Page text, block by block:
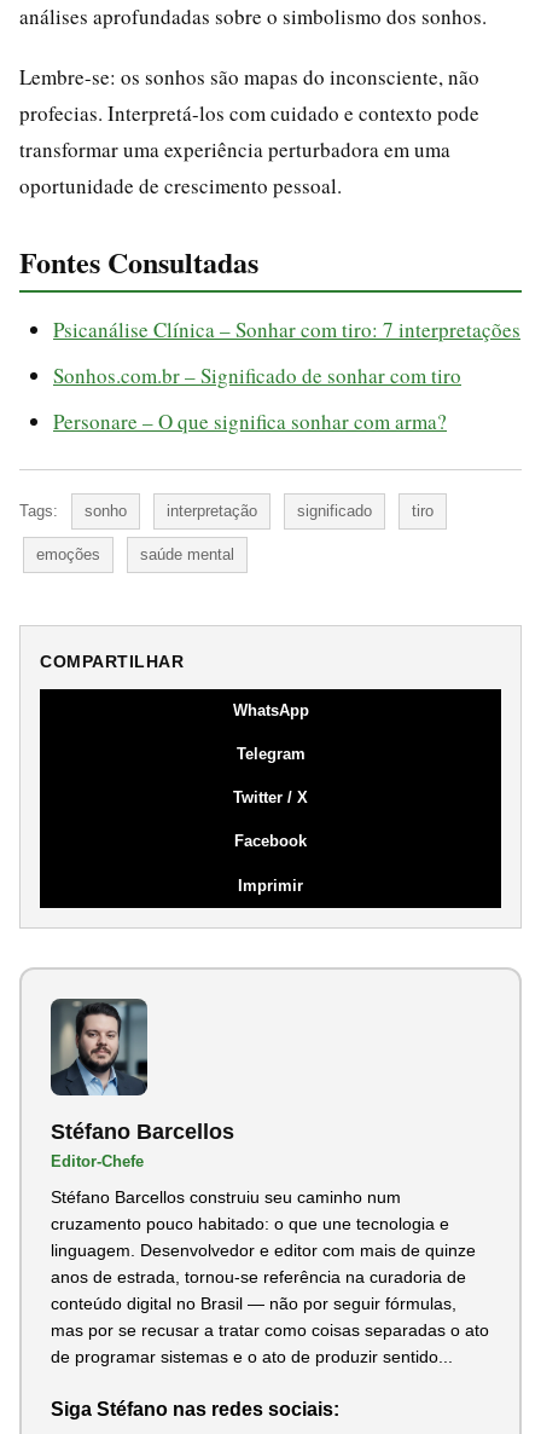
análises aprofundadas sobre o simbolismo dos sonhos.
Lembre-se: os sonhos são mapas do inconsciente, não
profecias. Interpretá-los com cuidado e contexto pode
transformar uma experiência perturbadora em uma
oportunidade de crescimento pessoal.
Fontes Consultadas
Psicanálise Clínica – Sonhar com tiro: 7 interpretações
Sonhos.com.br – Significado de sonhar com tiro
Personare – O que significa sonhar com arma?
Tags: sonho interpretação significado tiro
emoções saúde mental
COMPARTILHAR
WhatsApp
Telegram
Twitter / X
Facebook
Imprimir
Stéfano Barcellos
Editor-Chefe
Stéfano Barcellos construiu seu caminho num
cruzamento pouco habitado: o que une tecnologia e
linguagem. Desenvolvedor e editor com mais de quinze
anos de estrada, tornou-se referência na curadoria de
conteúdo digital no Brasil — não por seguir fórmulas,
mas por se recusar a tratar como coisas separadas o ato
de programar sistemas e o ato de produzir sentido...
Siga Stéfano nas redes sociais: